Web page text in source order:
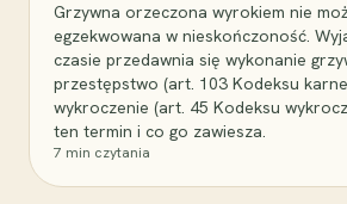
Grzywna orzeczona wyrokiem nie
egzekwowana w nieskończoność.
czasie przedawnia się wykonanie
przestępstwo (art. 103 Kodeksu
wykroczenie (art. 45 Kodeksu
ten termin i co go zawiesza.
7 min czytania